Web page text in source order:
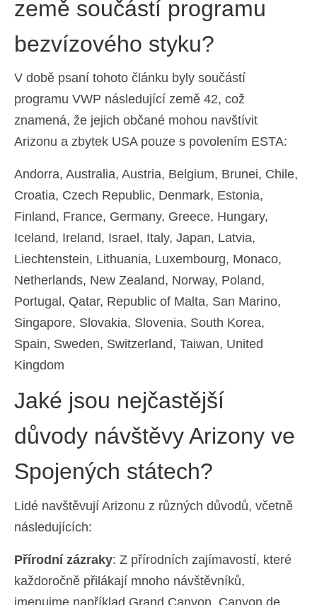
země součástí programu
bezvízového styku?
V době psaní tohoto článku byly součástí
programu VWP následující země 42, což
znamená, že jejich občané mohou navštívit
Arizonu a zbytek USA pouze s povolením ESTA:
Andorra, Australia, Austria, Belgium, Brunei, Chile,
Croatia, Czech Republic, Denmark, Estonia,
Finland, France, Germany, Greece, Hungary,
Iceland, Ireland, Israel, Italy, Japan, Latvia,
Liechtenstein, Lithuania, Luxembourg, Monaco,
Netherlands, New Zealand, Norway, Poland,
Portugal, Qatar, Republic of Malta, San Marino,
Singapore, Slovakia, Slovenia, South Korea,
Spain, Sweden, Switzerland, Taiwan, United
Kingdom
Jaké jsou nejčastější
důvody návštěvy Arizony ve
Spojených státech?
Lidé navštěvují Arizonu z různých důvodů, včetně
následujících:
Přírodní zázraky: Z přírodních zajímavostí, které
každoročně přilákají mnoho návštěvníků,
jmenujme například Grand Canyon, Canyon de